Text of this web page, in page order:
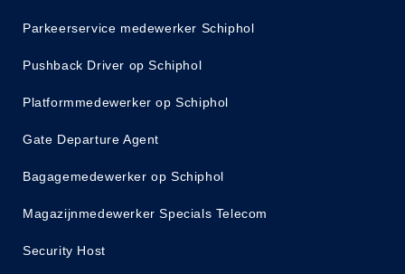
Parkeerservice medewerker Schiphol
Pushback Driver op Schiphol
Platformmedewerker op Schiphol
Gate Departure Agent
Bagagemedewerker op Schiphol
Magazijnmedewerker Specials Telecom
Security Host